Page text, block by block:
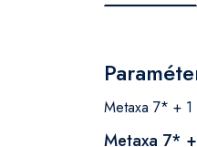
Metaxa 7* + 1
Metaxa 7*